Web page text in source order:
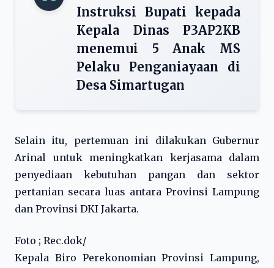
Instruksi Bupati kepada
Kepala Dinas P3AP2KB
menemui 5 Anak MS
Pelaku Penganiayaan di
Desa Simartugan
Selain itu, pertemuan ini dilakukan Gubernur
Arinal untuk meningkatkan kerjasama dalam
penyediaan kebutuhan pangan dan sektor
pertanian secara luas antara Provinsi Lampung
dan Provinsi DKI Jakarta.
Foto ; Rec.dok/
Kepala Biro Perekonomian Provinsi Lampung,